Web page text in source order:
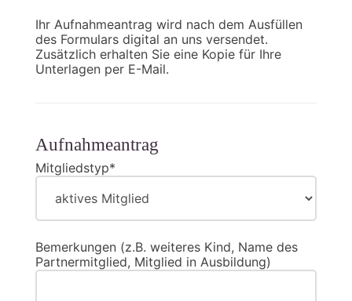
Ihr Aufnahmeantrag wird nach dem Ausfüllen
des Formulars digital an uns versendet.
Zusätzlich erhalten Sie eine Kopie für Ihre
Unterlagen per E-Mail.
Aufnahmeantrag
Mitgliedstyp*
Bemerkungen (z.B. weiteres Kind, Name des
Partnermitglied, Mitglied in Ausbildung)